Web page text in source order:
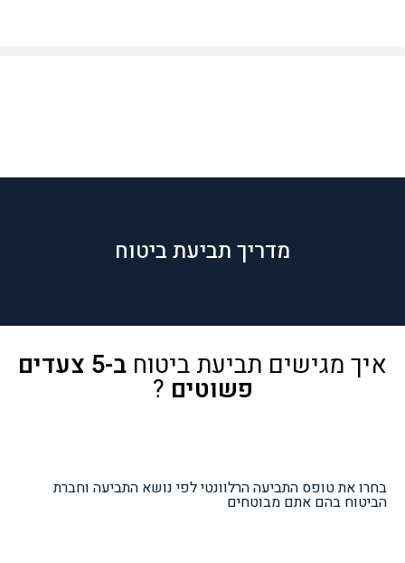
מדריך תביעת ביטוח
איך מגישים תביעת ביטוח ב-5 צעדים
פשוטים ?
בחרו את טופס התביעה הרלוונטי לפי נושא התביעה וחברת
הביטוח בהם אתם מבוטחים